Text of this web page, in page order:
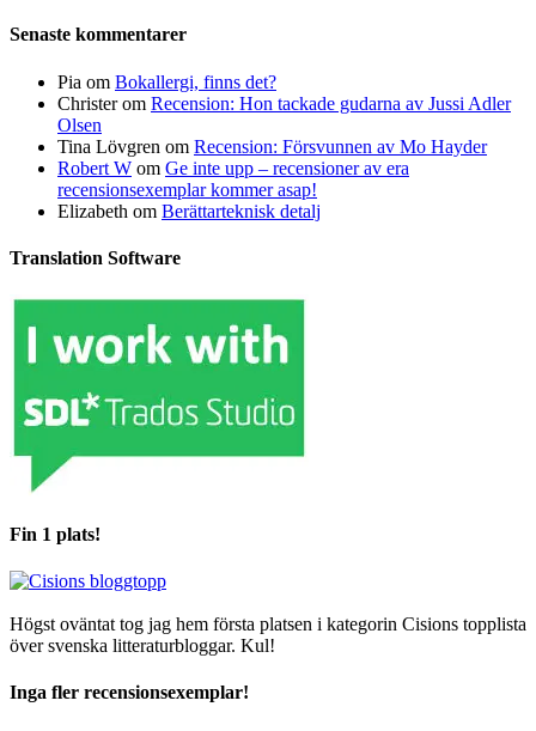
Senaste kommentarer
Pia om Bokallergi, finns det?
Christerom Recension: Hon tackade gudarna av Jussi Adler
Olsen
Tina Lövgren om Recension: Försvunnen av Mo Hayder
Robert W om Ge inte upp – recensioner av era
recensionsexemplar kommer asap!
Elizabeth om Berättarteknisk detalj
Translation Software
Fin 1 plats!
Högst oväntat tog jag hem första platsen i kategorin Cisions topplista
över svenska litteraturbloggar. Kul!
Inga fler recensionsexemplar!